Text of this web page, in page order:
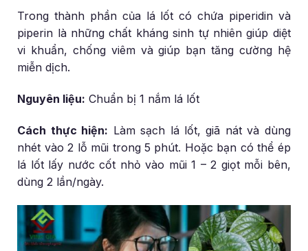
Trong thành phần của lá lốt có chứa piperidin và
piperin là những chất kháng sinh tự nhiên giúp diệt
vi khuẩn, chống viêm và giúp bạn tăng cường hệ
miễn dịch.
Nguyên liệu: Chuẩn bị 1 nắm lá lốt
Cách thực hiện: Làm sạch lá lốt, giã nát và dùng
nhét vào 2 lỗ mũi trong 5 phút. Hoặc bạn có thể ép
lá lốt lấy nước cốt nhỏ vào mũi 1 – 2 giọt mỗi bên,
dùng 2 lần/ngày.